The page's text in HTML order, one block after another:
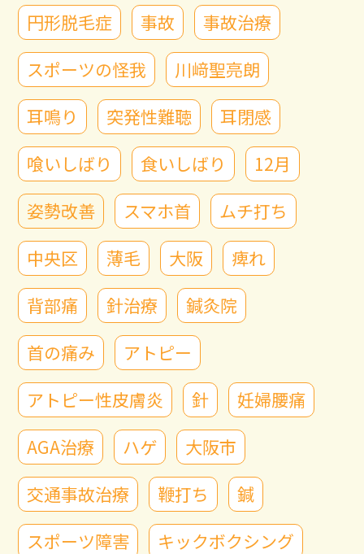
円形脱毛症
事故
事故治療
スポーツの怪我
川﨑聖亮朗
耳鳴り
突発性難聴
耳閉感
喰いしばり
食いしばり
12月
姿勢改善
スマホ首
ムチ打ち
中央区
薄毛 大阪
痺れ
背部痛
針治療
鍼灸院
首の痛み
アトピー
アトピー性皮膚炎
針
妊婦腰痛
AGA治療
ハゲ
大阪市
交通事故治療
鞭打ち
鍼
スポーツ障害
キックボクシング